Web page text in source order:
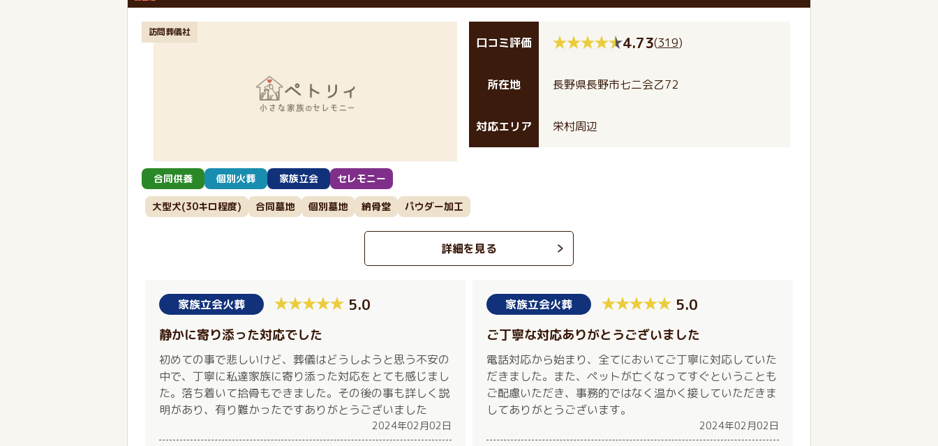
訪問葬儀社
口コミ評価 4.73(319)
所在地 長野県長野市七二会乙72
対応エリア 栄村周辺
合同供養 個別火葬 家族立会 セレモニー
大型犬(30キロ程度) 合同墓地 個別墓地 納骨堂 パウダー加工
詳細を見る
家族立会火葬 5.0
静かに寄り添った対応でした
初めての事で悲しいけど、葬儀はどうしようと思う不安の
中で、丁寧に私達家族に寄り添った対応をとても感じまし
た。落ち着いて拾骨もできました。その後の事も詳しく説
明があり、有り難かったですありがとうございました
2024年02月02日
家族立会火葬 5.0
ご丁寧な対応ありがとうございました
電話対応から始まり、全てにおいてご丁寧に対応していた
だきました。また、ペットが亡くなってすぐということも
ご配慮いただき、事務的ではなく温かく接していただきま
してありがとうございます。
2024年02月02日